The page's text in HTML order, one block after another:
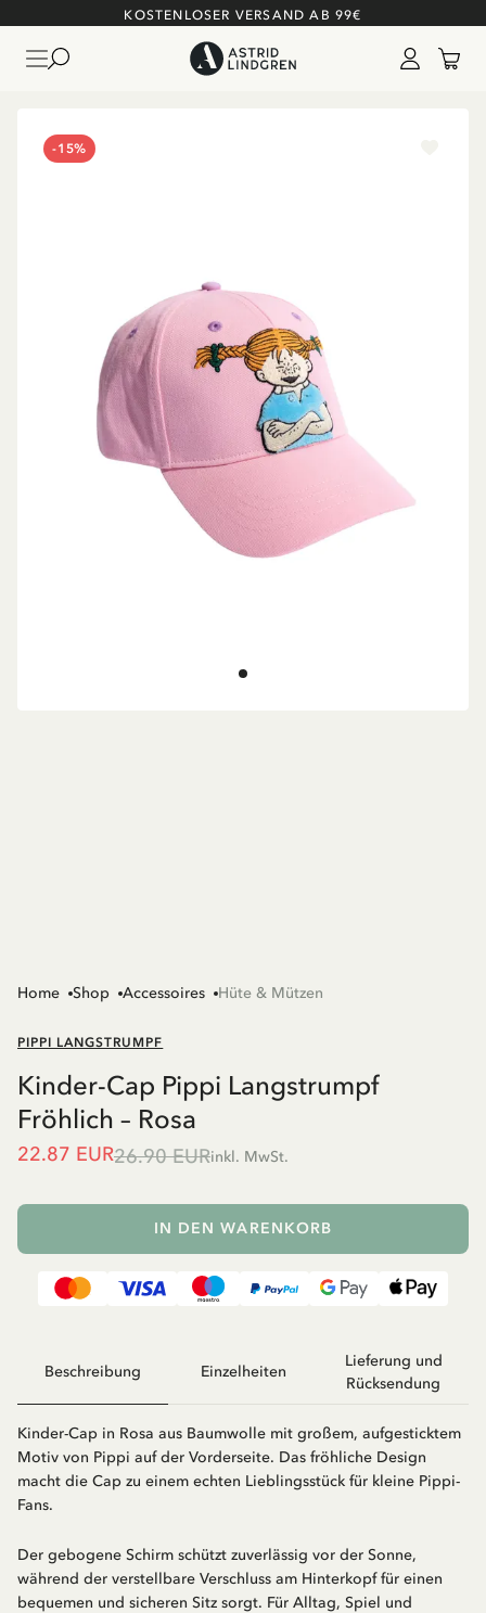
KOSTENLOSER VERSAND AB 99€
-15%
Home Shop Accessoires Hüte & Mützen
PIPPI LANGSTRUMPF
Kinder-Cap Pippi Langstrumpf
Fröhlich – Rosa
22.87 EUR26.90 EURinkl. MwSt.
IN DEN WARENKORB
Beschreibung Einzelheiten
Lieferung und
Rücksendung
Kinder-Cap in Rosa aus Baumwolle mit großem, aufgesticktem
Motiv von Pippi auf der Vorderseite. Das fröhliche Design
macht die Cap zu einem echten Lieblingsstück für kleine Pippi-
Fans.
Der gebogene Schirm schützt zuverlässig vor der Sonne,
während der verstellbare Verschluss am Hinterkopf für einen
bequemen und sicheren Sitz sorgt. Für Alltag, Spiel und